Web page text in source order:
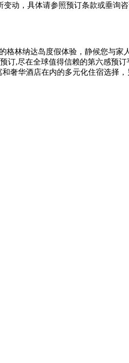
动，具体请参照预订条款或垂询
格林纳达岛度假体验，静候您与家
,尽在全球值得信赖的第六感预订
奢华酒店在内的多元化住宿选择